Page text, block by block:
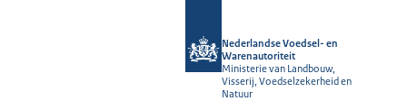
Nederlandse Voedsel- en
Warenautoriteit
Ministerie van Landbouw,
Visserij, Voedselzekerheid en
Natuur